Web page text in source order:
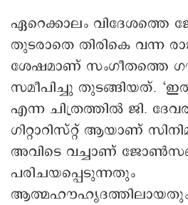
ഏറെക്കാലം വിദേശത്തെ
തുടരാതെ തിരികെ വന്ന
ശേഷമാണ് സംഗീതത്തെ
സമീപിച്ചു തുടങ്ങിയത്.
എന്ന ചിത്രത്തില്‍ ജി.
ഗിറ്റാറിസ്റ്റ് ആയാണ്
അവിടെ വച്ചാണ്
പരിചയപ്പെടുന്നതും